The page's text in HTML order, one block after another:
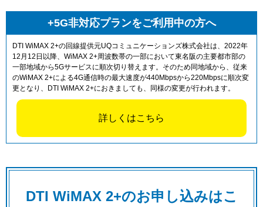
+5G非対応プランをご利用中の方へ
DTI WiMAX 2+の回線提供元UQコミュニケーションズ株式会社は、2022年
12月12日以降、WiMAX 2+周波数帯の一部において東名阪の主要都市部の
一部地域から5Gサービスに順次切り替えます。そのため同地域から、従来
のWiMAX 2+による4G通信時の最大速度が440Mbpsから220Mbpsに順次変
更となり、DTI WiMAX 2+におきましても、同様の変更が行われます。
詳しくはこちら
DTI WiMAX 2+のお申し込みはこ